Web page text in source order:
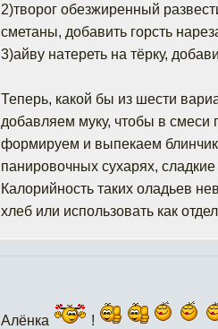
2)творог обезжиренный
сметаны, добавить горсть
3)айву натереть на тёрку,
Теперь, какой бы из шести
добавляем муку, чтобы в смеси
формируем и выпекаем
панировочных сухарях,
Калорийность таких оладьев
хлеб или использовать как
Алёнка !